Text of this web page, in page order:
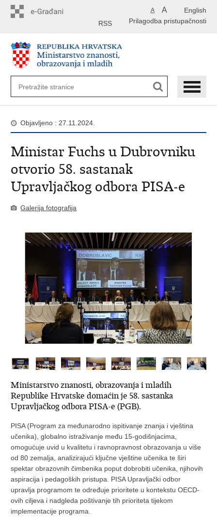
English
A A
Prilagodba pristupačnosti
RSS
Objavljeno : 27.11.2024.
Ministar Fuchs u Dubrovniku
otvorio 58. sastanak
Upravljačkog odbora PISA-e
Galerija fotografija
Ministarstvo znanosti, obrazovanja i mladih
Republike Hrvatske domaćin je 58. sastanka
Upravljačkog odbora PISA-e (PGB).
PISA (Program za međunarodno ispitivanje znanja i vještina
učenika), globalno istraživanje među 15-godišnjacima,
omogućuje uvid u kvalitetu i ravnopravnost obrazovanja u više
od 80 zemalja, analizirajući ključne vještine učenika te širi
spektar obrazovnih čimbenika poput dobrobiti učenika, njihovih
aspiracija i pedagoških pristupa. PISA Upravljački odbor
upravlja programom te određuje prioritete u kontekstu OECD-
ovih ciljeva i nadgleda poštivanje tih prioriteta tijekom
implementacije programa.